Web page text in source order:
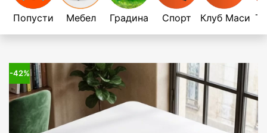
Попусти Мебел Градина Спорт Клуб Маси
-42%